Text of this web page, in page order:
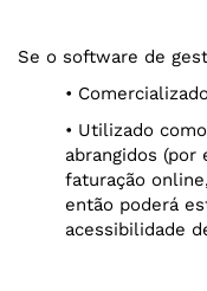
Se o software de
•
• Utilizado
abrangidos
faturação
então poderá
acessibilidade